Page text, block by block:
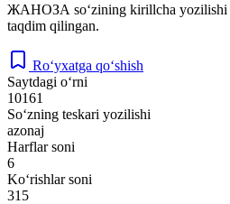
ЖАНОЗА so‘zining kirillcha yozilishi
taqdim qilingan.
Ro‘yxatga qo‘shish
Saytdagi o‘rni
10161
So‘zning teskari yozilishi
azonaj
Harflar soni
6
Ko‘rishlar soni
315